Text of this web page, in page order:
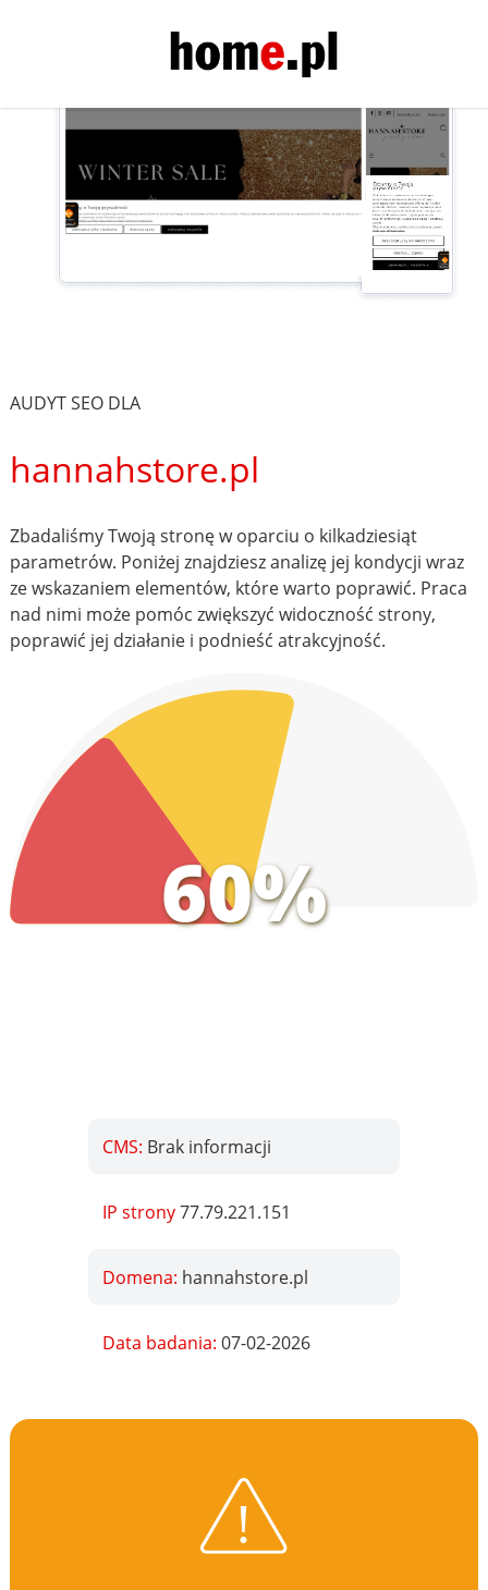
AUDYT SEO DLA
hannahstore.pl
Zbadaliśmy Twoją stronę w oparciu o kilkadziesiąt
parametrów. Poniżej znajdziesz analizę jej kondycji wraz
ze wskazaniem elementów, które warto poprawić. Praca
nad nimi może pomóc zwiększyć widoczność strony,
poprawić jej działanie i podnieść atrakcyjność.
60%
CMS: Brak informacji
IP strony77.79.221.151
Domena: hannahstore.pl
Data badania:07-02-2026